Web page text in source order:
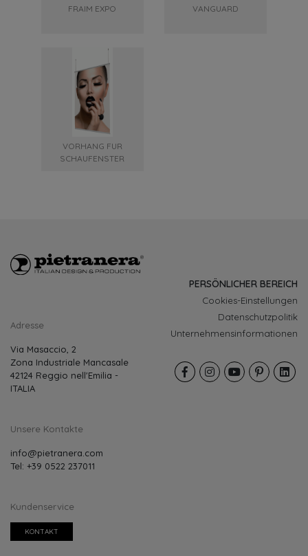
FRAIM EXPO VANGUARD
VORHANG FUR
SCHAUFENSTER
PERSÖNLICHER BEREICH
Adresse
Via Masaccio, 2
Zona Industriale Mancasale
42124 Reggio nell'Emilia -
ITALIA
Unsere Kontakte
info@pietranera.com
Tel: +39 0522 237011
Kundenservice
KONTAKT
Cookies-Einstellungen
Datenschutzpolitik
Unternehmensinformationen